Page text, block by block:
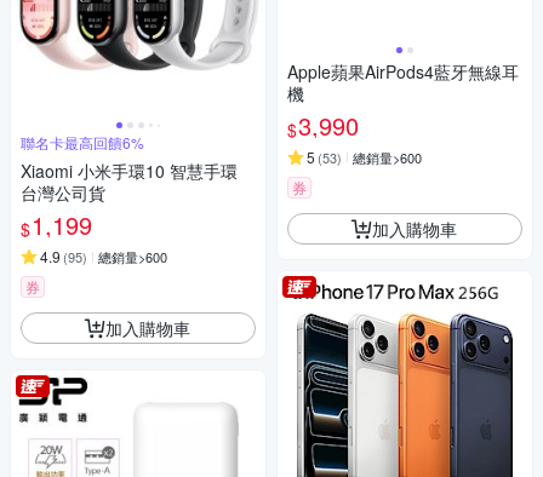
聯名卡最高回饋6%
Xiaomi 小米手環10 智慧手環
台灣公司貨
$1,199
4.9 (95) 總銷量>600
券
加入購物車
Apple蘋果AirPods4藍牙無線耳
機
$3,990
5 (53) 總銷量>600
券
加入購物車